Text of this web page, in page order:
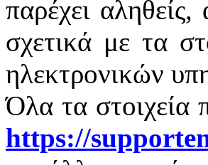
παρέχει αληθείς,
σχετικά με τα
ηλεκτρονικών
Όλα τα στοιχεία
https://